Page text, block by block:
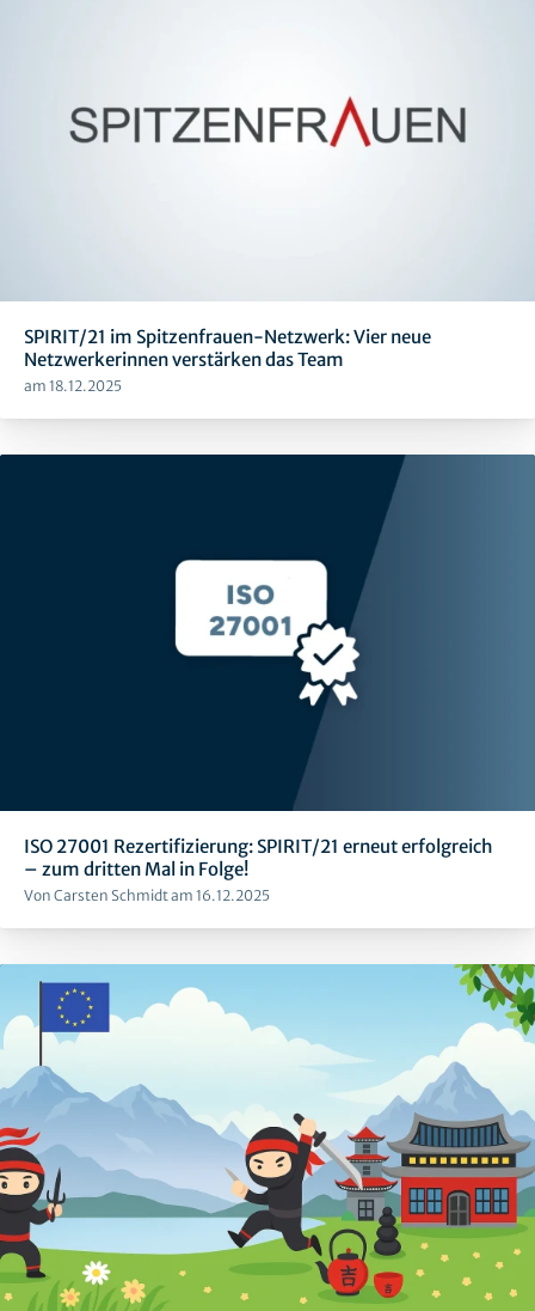
SPIRIT/21 im Spitzenfrauen-Netzwerk: Vier neue
Netzwerkerinnen verstärken das Team
am 18.12.2025
ISO 27001 Rezertifizierung: SPIRIT/21 erneut erfolgreich
– zum dritten Mal in Folge!
Von Carsten Schmidt am 16.12.2025